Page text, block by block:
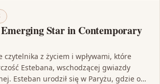
Star in Contemporary
czytelnika z życiem i wpływami, które
Estebana, wschodzącej gwiazdy
Esteban urodził się w Paryżu, gdzie od